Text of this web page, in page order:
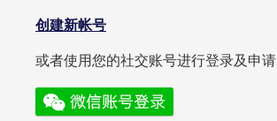
创建新帐号
或者使用您的社交账号进行登录及申请